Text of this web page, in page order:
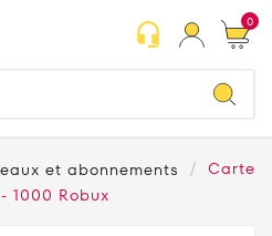
headset_mic 0
et abonnements
Carte
1000 Robux